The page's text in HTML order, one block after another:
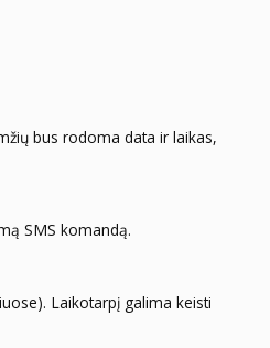
bus rodoma data ir laikas,
SMS komandą.
Laikotarpį galima keisti